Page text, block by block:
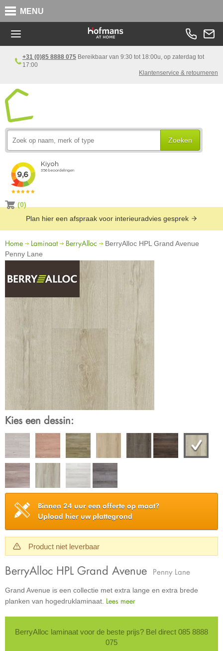
MENU
+31 (0)85 8888 075 Bereikbaar van 9:30 tot 18:00u, op zaterdag tot
17:00
Klantenservice & retourneren
Zoeken
(0)
Plan hier een afspraak voor interieuradvies gesprek
Home Laminaat BerryAlloc
BerryAlloc HPL Grand Avenue
Penny Lane
Kies een dessin:
Binnen 24 uur een offerte op maat?
Upload hier uw plattegrond
Product niet leverbaar
BerryAlloc HPL Grand Avenue Penny Lane
Grand Avenue is een collectie met extra lange en extra brede
planken van hogedruklaminaat. Lees meer
BerryAlloc laminaat voor de beste prijs? Bel direct 085 8888
075